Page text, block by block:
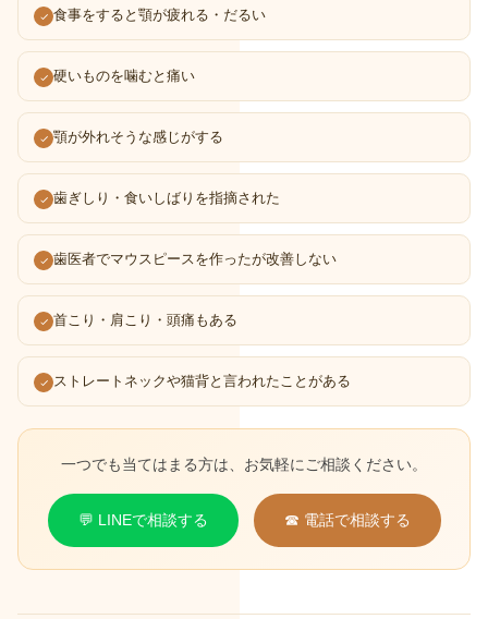
食事をすると顎が疲れる・だるい
硬いものを噛むと痛い
顎が外れそうな感じがする
歯ぎしり・食いしばりを指摘された
歯医者でマウスピースを作ったが改善しない
首こり・肩こり・頭痛もある
ストレートネックや猫背と言われたことがある
一つでも当てはまる方は、お気軽にご相談ください。
💬 LINEで相談する ☎ 電話で相談する